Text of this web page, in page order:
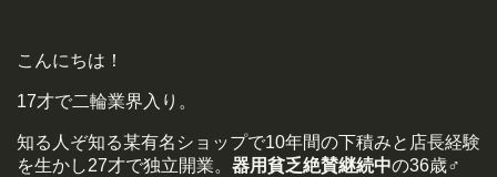
こんにちは！
17才で二輪業界入り。
知る人ぞ知る某有名ショップで10年間の下積みと店長経験
を生かし27才で独立開業。 器用貧乏絶賛継続中の36歳♂